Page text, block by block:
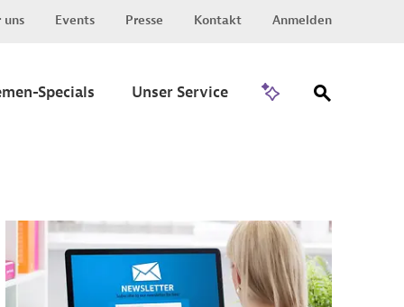
uns Events Presse Kontakt Anmelden
Specials Unser Service